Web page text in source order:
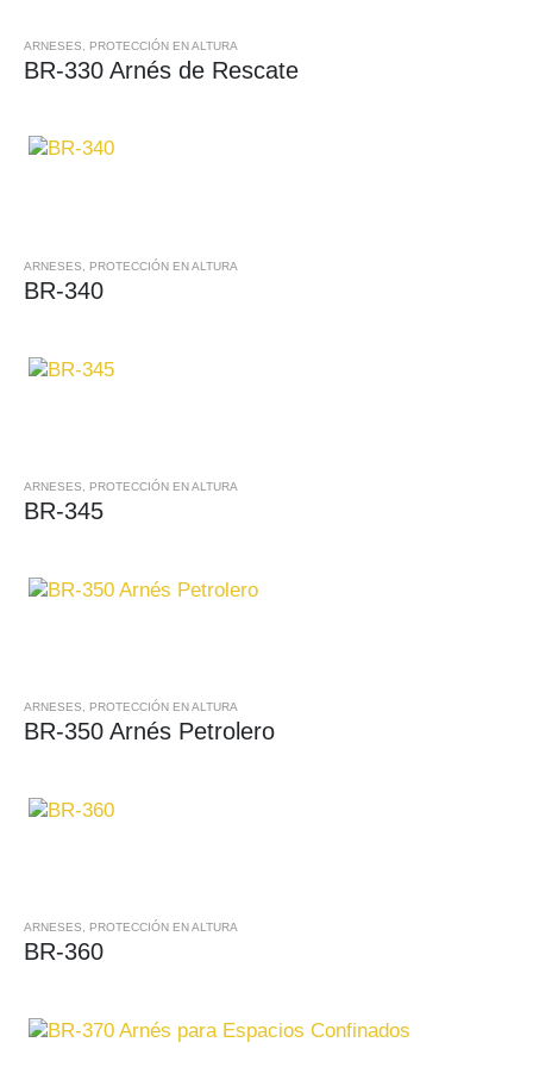
ARNESES PROTECCIÓN EN ALTURA
BR-330 Arnés de Rescate
ARNESES PROTECCIÓN EN ALTURA
BR-340
ARNESES PROTECCIÓN EN ALTURA
BR-345
ARNESES PROTECCIÓN EN ALTURA
BR-350 Arnés Petrolero
ARNESES, PROTECCIÓN EN ALTURA
BR-360